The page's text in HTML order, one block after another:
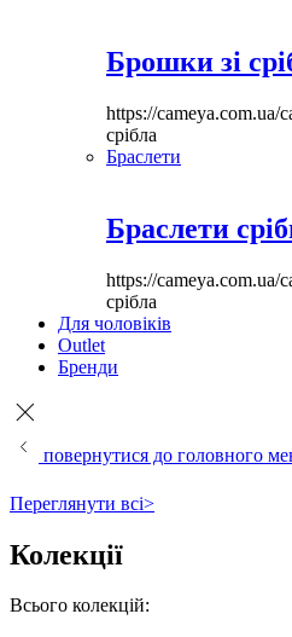
Брошки зі
https://cameya.com.ua/
срібла
Браслети
Браслети
https://cameya.com.ua/
срібла
Для чоловіків
Outlet
Бренди
повернутися до головного
Переглянути всі>
Колекції
Всього колекцій: